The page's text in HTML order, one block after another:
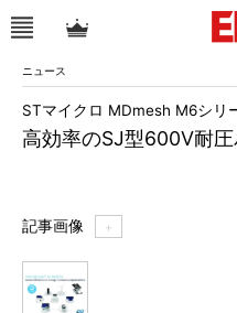
ニュース
高効率のSJ型600V耐
STマイクロ MDmesh M6シリ
記事画像 ＋